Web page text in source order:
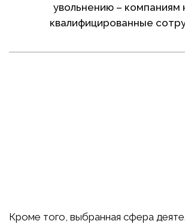
увольнению – компаниям
квалифицированные
Кроме того, выбранная сфера